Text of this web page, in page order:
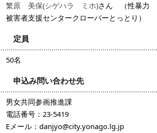
繁原 美保(シゲハラ ミホ)さん （性暴力
被害者支援センタークローバーとっとり ）
定員
50名
申込み問い合わせ先
男女共同参画推進課
電話番号：23-5419
Eメール：danjyo@city.yonago.lg.jp